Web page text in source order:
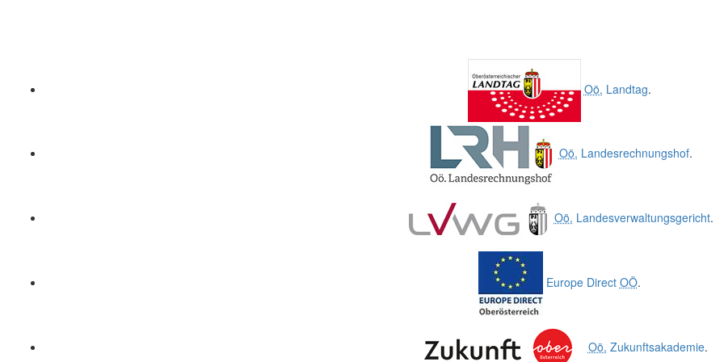
Oö. Landtag.
Oö. Landesrechnungshof.
Oö. Landesverwaltungsgericht.
Europe Direct OÖ.
Oö. Zukunftsakademie.